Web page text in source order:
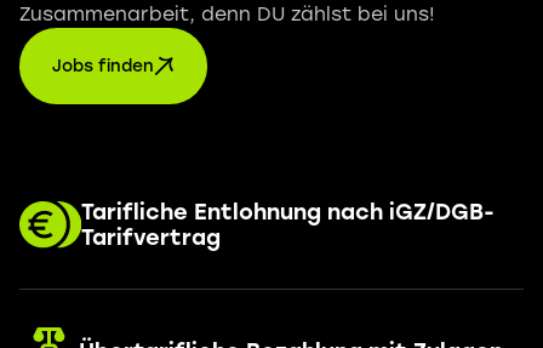
Zusammenarbeit, denn DU zählst bei uns!
Jobs finden
Tarifliche Entlohnung nach iGZ/DGB-
Tarifvertrag